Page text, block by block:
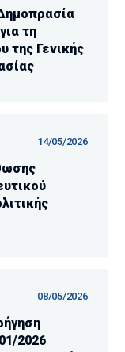
τη
της Γενικής
14/05/2026
08/05/2026
2026